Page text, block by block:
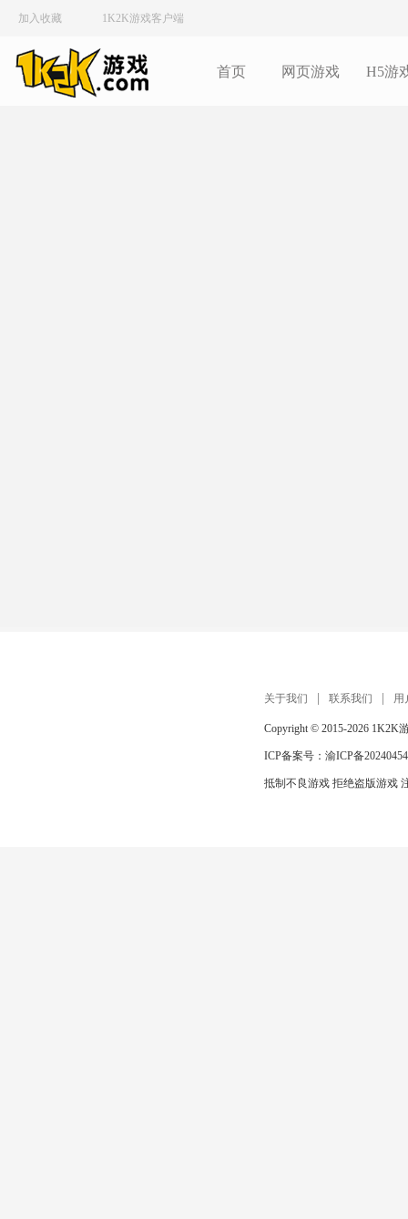
加入收藏 1K2K游戏客户端
首页 网页游戏 H5游
关于我们 联系我们 用
Copyright © 2015-2026 1K2K
ICP备案号： 渝ICP备
抵制不良游戏 拒绝盗版游戏